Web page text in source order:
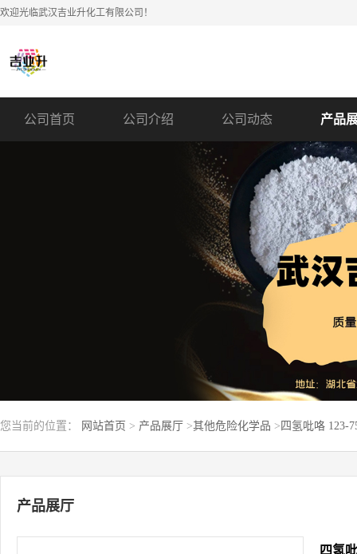
欢迎光临武汉吉业升化工有限公司！
公司首页 公司介绍 公司动态 产品
您当前的位置： 网站首页 > 产品展厅 >其他危险化学品 > 四氢吡咯 123-
产品展厅
四氢